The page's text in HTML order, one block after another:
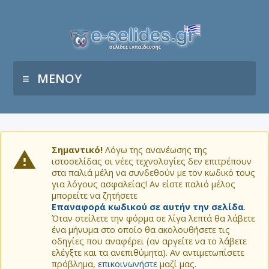
ΜΕΝΟΥ
Σημαντικό! Λόγω της ανανέωσης της
ιστοσελίδας οι νέες τεχνολογίες δεν επιτρέπουν
στα παλιά μέλη να συνδεθούν με τον κωδικό τους
για λόγους ασφαλείας! Αν είστε παλιό μέλος
μπορείτε να ζητήσετε
Επαναφορά κωδικού σε αυτήν την σελίδα.
Όταν στείλετε την φόρμα σε λίγα λεπτά θα λάβετε
ένα μήνυμα στο οποίο θα ακολουθήσετε τις
οδηγίες που αναφέρει (αν αργείτε να το λάβετε
ελέγξτε και τα ανεπιθύμητα). Αν αντιμετωπίσετε
πρόβλημα, επικοινωνήστε μαζί μας.